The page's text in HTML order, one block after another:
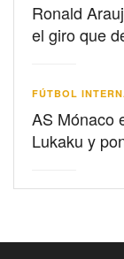
Ronald
el giro que
FÚTBOL
AS Mónaco
Lukaku y